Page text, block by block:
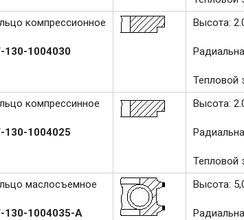
компрессионное
130-1004030
Высота:
Тепловой
компрессинное
130-1004025
Высота:
Тепловой
маслосъемное
130-1004035-А
Высота: